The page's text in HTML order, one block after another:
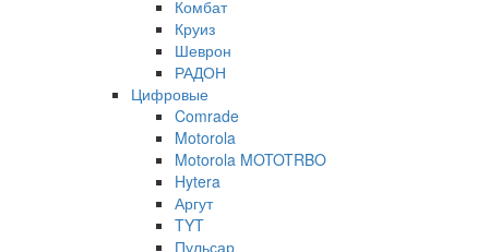
Комбат
Круиз
Шеврон
РАДОН
Цифровые
Comrade
Motorola
Motorola MOTOTRBO
Hytera
Аргут
TYT
Пульсар